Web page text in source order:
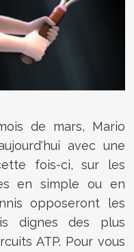
de mars, Mario
avec une
fois-ci, sur les
en simple ou en
opposeront les
dignes des plus
ATP. Pour vous